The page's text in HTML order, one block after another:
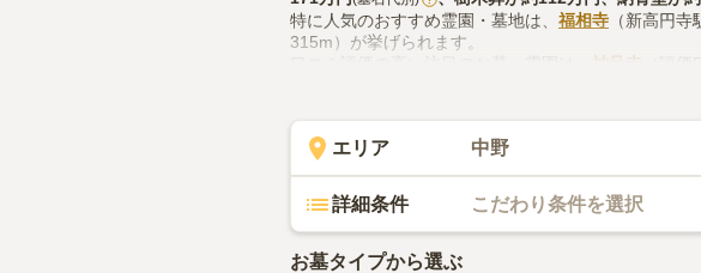
特に人気のおすすめ霊園・墓地は、 福相寺 （新高円寺
315m）が挙げられます。
神足寺
供花やお線香の入手方法などを考慮して選ぶとよい
エリア 中野
詳細条件 こだわり条件を選択
お墓タイプから選ぶ